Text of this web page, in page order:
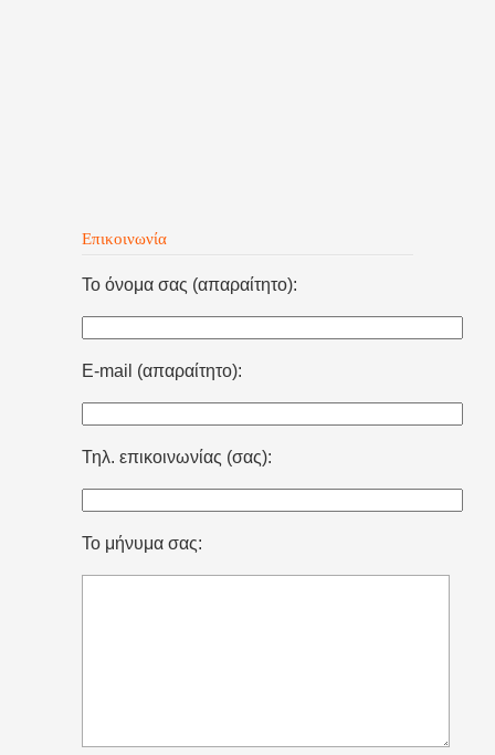
Επικοινωνία
Το όνομα σας (απαραίτητο):
E-mail (απαραίτητο):
Τηλ. επικοινωνίας (σας):
Το μήνυμα σας: